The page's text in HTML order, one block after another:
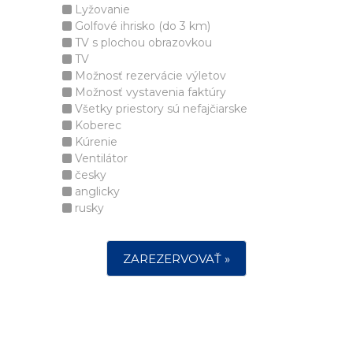
Lyžovanie
Golfové ihrisko (do 3 km)
TV s plochou obrazovkou
TV
Možnosť rezervácie výletov
Možnosť vystavenia faktúry
Všetky priestory sú nefajčiarske
Koberec
Kúrenie
Ventilátor
česky
anglicky
rusky
ZAREZERVOVAŤ »